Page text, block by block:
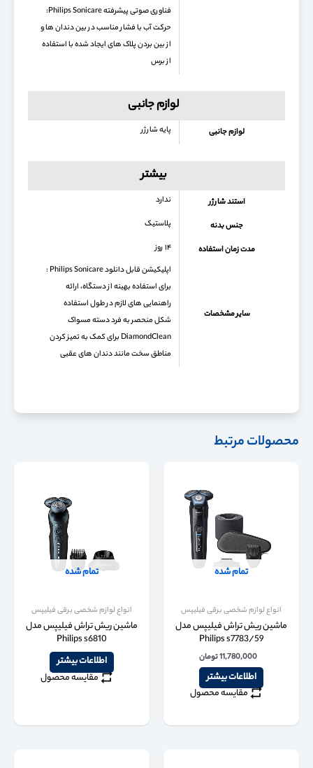
فناوری صوتی پیشرفته Philips Sonicare:
حرکت آب با فشار مناسب در بین دندان ها و
از بین بردن پلاک های ایجاد شده با استفاده
از برس
لوازم جانبی
لوازم جانبی پایه شارژر
بیشتر
استند شارژر ندارد
جنس بدنه پلاستیک
مدت زمان استفاده ۱۴ روز
سایر مشخصات
اپلیکیشن قابل دانلود Philips Sonicare :
برای استفاده بهینه از دستگاه، ارائه
راهنمایی های لازم در طول استفاده
شکل منحصر به فرد دسته مسواک
DiamondClean برای کمک به تمیز کردن
مناطق سخت مانند دندان های عقبی
محصولات مرتبط
تمام شده
انواع لوازم شخصی برقی فیلیپس
ماشین ریش تراش فیلیپس مدل
Philips s7783/59
11,780,000تومان
اطلاعات بیشتر
مقایسه محصول
تمام شده
انواع لوازم شخصی برقی فیلیپس
ماشین ریش تراش فیلیپس مدل
Philips s6810
اطلاعات بیشتر
مقایسه محصول